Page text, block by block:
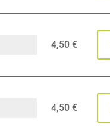
4,50€
4,50€